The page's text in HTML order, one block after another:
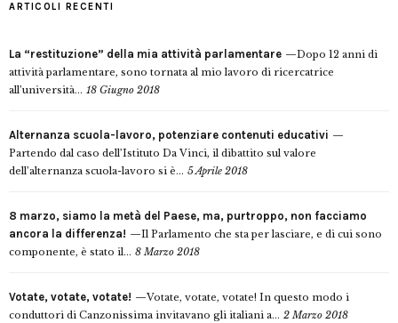
ARTICOLI RECENTI
La “restituzione” della mia attività parlamentare
Dopo 12 anni di
attività parlamentare, sono tornata al mio lavoro di ricercatrice
all’università... 18 Giugno 2018
Alternanza scuola-lavoro, potenziare contenuti educativi
Partendo dal caso dell’Istituto Da Vinci, il dibattito sul valore
dell’alternanza scuola-lavoro si è... 5 Aprile 2018
8 marzo, siamo la metà del Paese, ma, purtroppo, non facciamo
ancora la differenza!
Il Parlamento che sta per lasciare, e di cui sono
componente, è stato il... 8 Marzo 2018
Votate, votate, votate!
Votate, votate, votate! In questo modo i
conduttori di Canzonissima invitavano gli italiani a... 2 Marzo 2018